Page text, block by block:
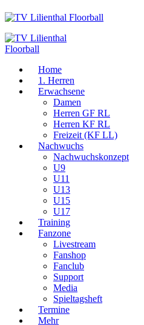
Home
1. Herren
Erwachsene
Damen
Herren GF RL
Herren KF RL
Freizeit (KF LL)
Nachwuchs
Nachwuchskonzept
U9
U11
U13
U15
U17
Training
Fanzone
Livestream
Fanshop
Fanclub
Support
Media
Spieltagsheft
Termine
Mehr